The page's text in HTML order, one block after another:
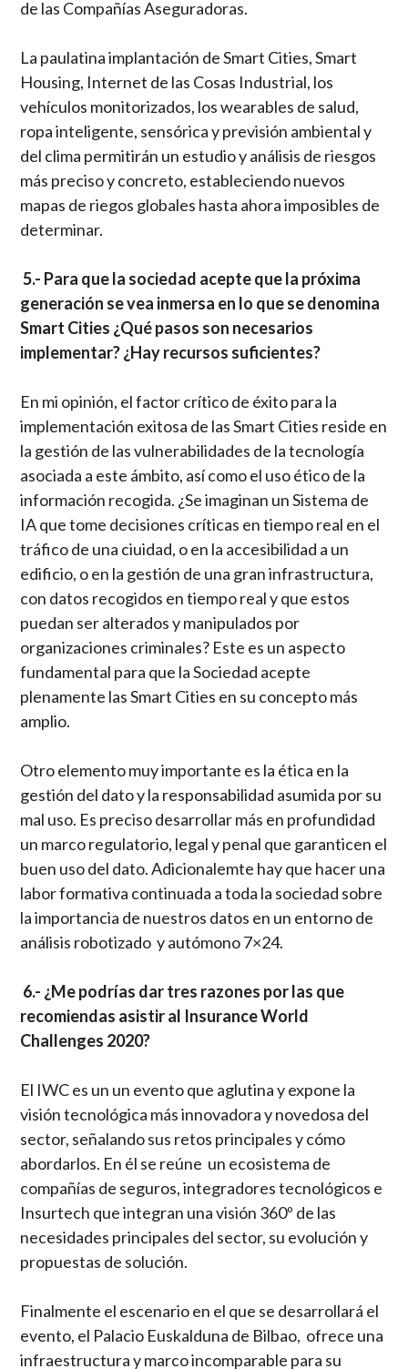
de las Compañías Aseguradoras.
La paulatina implantación de Smart Cities, Smart
Housing, Internet de las Cosas Industrial, los
vehículos monitorizados, los wearables de salud,
ropa inteligente, sensórica y previsión ambiental y
del clima permitirán un estudio y análisis de riesgos
más preciso y concreto, estableciendo nuevos
mapas de riegos globales hasta ahora imposibles de
determinar.
5.- Para que la sociedad acepte que la próxima
generación se vea inmersa en lo que se denomina
Smart Cities ¿Qué pasos son necesarios
implementar? ¿Hay recursos suficientes?
En mi opinión, el factor crítico de éxito para la
implementación exitosa de las Smart Cities reside en
la gestión de las vulnerabilidades de la tecnología
asociada a este ámbito, así como el uso ético de la
información recogida. ¿Se imaginan un Sistema de
IA que tome decisiones críticas en tiempo real en el
tráfico de una ciuidad, o en la accesibilidad a un
edificio, o en la gestión de una gran infrastructura,
con datos recogidos en tiempo real y que estos
puedan ser alterados y manipulados por
organizaciones criminales? Este es un aspecto
fundamental para que la Sociedad acepte
plenamente las Smart Cities en su concepto más
amplio.
Otro elemento muy importante es la ética en la
gestión del dato y la responsabilidad asumida por su
mal uso. Es preciso desarrollar más en profundidad
un marco regulatorio, legal y penal que garanticen el
buen uso del dato. Adicionalemte hay que hacer una
labor formativa continuada a toda la sociedad sobre
la importancia de nuestros datos en un entorno de
análisis robotizado y autómono 7×24.
6.- ¿Me podrías dar tres razones por las que
recomiendas asistir al Insurance World
Challenges 2020?
El IWC es un un evento que aglutina y expone la
visión tecnológica más innovadora y novedosa del
sector, señalando sus retos principales y cómo
abordarlos. En él se reúne un ecosistema de
compañías de seguros, integradores tecnológicos e
Insurtech que integran una visión 360º de las
necesidades principales del sector, su evolución y
propuestas de solución.
Finalmente el escenario en el que se desarrollará el
evento, el Palacio Euskalduna de Bilbao, ofrece una
infraestructura y marco incomparable para su